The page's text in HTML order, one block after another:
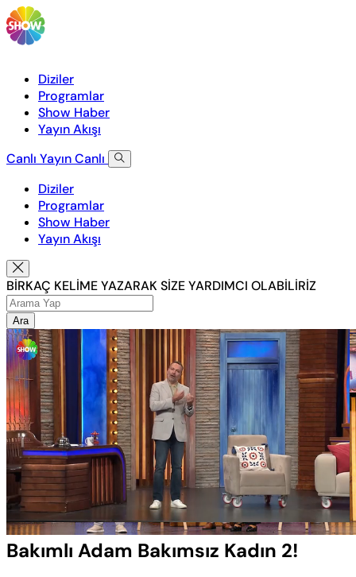
Diziler
Programlar
Show Haber
Yayın Akışı
Canlı YayınCanlı
Diziler
Programlar
Show Haber
Yayın Akışı
BİRKAÇ KELİME YAZARAK SİZE YARDIMCI OLABİLİRİZ
Ara
Sesi
Aç
Yüklendi:
4.54%
Oynatma
Hızı
Bakımlı Adam Bakımsız Kadın 2!